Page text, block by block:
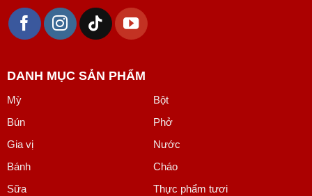
DANH MỤC SẢN PHẨM
Mỳ
Bột
Bún
Phở
Gia vị
Nước
Bánh
Cháo
Sữa
Thực phẩm tươi